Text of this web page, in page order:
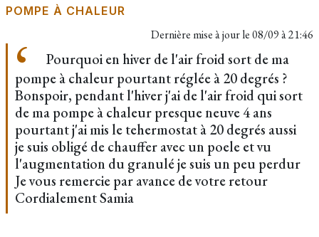
POMPE À CHALEUR
Dernière mise à jour le08/09 à 21:46
Pourquoi en hiver de l'air froid sort de ma
pompe à chaleur pourtant réglée à 20 degrés ?
Bonspoir, pendant l'hiver j'ai de l'air froid qui sort
de ma pompe à chaleur presque neuve 4 ans
pourtant j'ai mis le tehermostat à 20 degrés aussi
je suis obligé de chauffer avec un poele et vu
l'augmentation du granulé je suis un peu perdur
Je vous remercie par avance de votre retour
Cordialement Samia